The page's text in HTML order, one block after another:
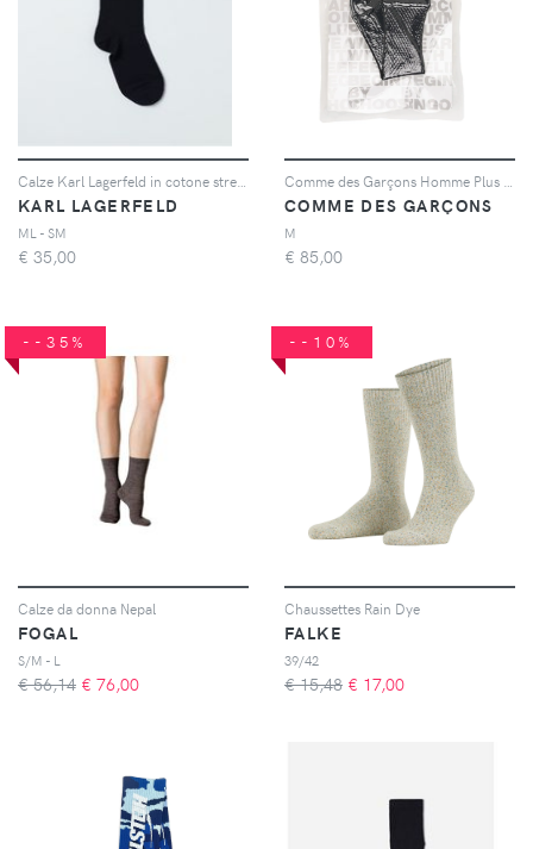
KARL LAGERFELD
ML - SM
€ 35,00
COMME DES GARÇONS
M
€ 85,00
--35%
Calze da donna Nepal
FOGAL
S/M - L
€ 56,14 € 76,00
--10%
Chaussettes Rain Dye
FALKE
39/42
€ 15,48 € 17,00